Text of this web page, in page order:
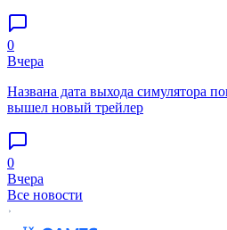
0
Вчера
Названа дата выхода симулятора
вышел новый трейлер
0
Вчера
Все новости